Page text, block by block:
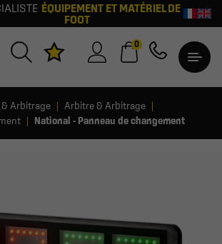
ÉQUIPEMENT ET MATÉRIEL DE
FOOT
0
Arbitrage
Arbitre & Arbitrage
National - Panneau de changement